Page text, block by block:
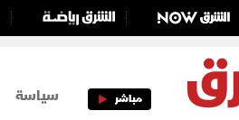
مباشر سياسة